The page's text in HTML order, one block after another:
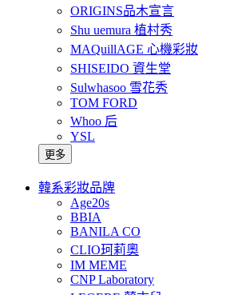
ORIGINS品木宣言
Shu uemura 植村秀
MAQuillAGE 心機彩妝
SHISEIDO 資生堂
Sulwhasoo 雪花秀
TOM FORD
Whoo 后
YSL
更多
韓系彩妝品牌
Age20s
BBIA
BANILA CO
CLIO珂莉奧
IM MEME
CNP Laboratory